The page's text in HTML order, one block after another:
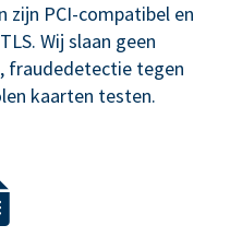
zijn PCI-compatibel en
Wij slaan geen
fraudedetectie tegen
kaarten testen.